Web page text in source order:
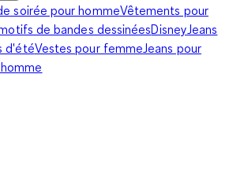
soirée pour hommeVêtements pour
de bandes dessinéesDisneyJeans
d'étéVestes pour femmeJeans pour